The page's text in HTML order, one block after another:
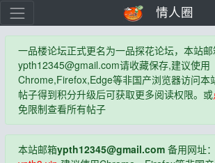
情人圈
一品楼论坛正式更名为一品探花论坛，本站
ypth12345@gmail.com请收藏保存,建议使用
Chrome,Firefox,Edge等非国产浏览器访问本
帖子得到积分升级后可获取更多阅读权限。或
免限制查看所有帖子
本站邮箱ypth12345@gmail.com备用网址：